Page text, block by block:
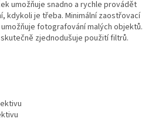
umožňuje snadno a rychle provádět
kdykoli je třeba. Minimální zaostřovací
fotografování malých objektů.
zjednodušuje použití filtrů.